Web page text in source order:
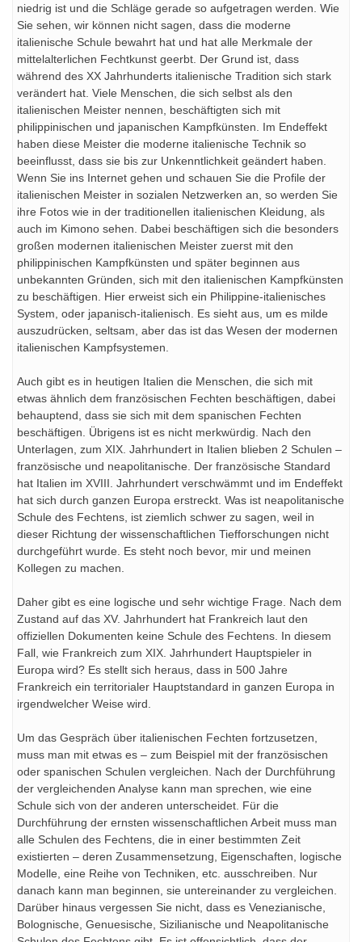
niedrig ist und die Schläge gerade so aufgetragen werden. Wie
Sie sehen, wir können nicht sagen, dass die moderne
italienische Schule bewahrt hat und hat alle Merkmale der
mittelalterlichen Fechtkunst geerbt. Der Grund ist, dass
während des XX Jahrhunderts italienische Tradition sich stark
verändert hat. Viele Menschen, die sich selbst als den
italienischen Meister nennen, beschäftigten sich mit
philippinischen und japanischen Kampfkünsten. Im Endeffekt
haben diese Meister die moderne italienische Technik so
beeinflusst, dass sie bis zur Unkenntlichkeit geändert haben.
Wenn Sie ins Internet gehen und schauen Sie die Profile der
italienischen Meister in sozialen Netzwerken an, so werden Sie
ihre Fotos wie in der traditionellen italienischen Kleidung, als
auch im Kimono sehen. Dabei beschäftigen sich die besonders
großen modernen italienischen Meister zuerst mit den
philippinischen Kampfkünsten und später beginnen aus
unbekannten Gründen, sich mit den italienischen Kampfkünsten
zu beschäftigen. Hier erweist sich ein Philippine-italienisches
System, oder japanisch-italienisch. Es sieht aus, um es milde
auszudrücken, seltsam, aber das ist das Wesen der modernen
italienischen Kampfsystemen.
Auch gibt es in heutigen Italien die Menschen, die sich mit
etwas ähnlich dem französischen Fechten beschäftigen, dabei
behauptend, dass sie sich mit dem spanischen Fechten
beschäftigen. Übrigens ist es nicht merkwürdig. Nach den
Unterlagen, zum XIX. Jahrhundert in Italien blieben 2 Schulen –
französische und neapolitanische. Der französische Standard
hat Italien im XVIII. Jahrhundert verschwämmt und im Endeffekt
hat sich durch ganzen Europa erstreckt. Was ist neapolitanische
Schule des Fechtens, ist ziemlich schwer zu sagen, weil in
dieser Richtung der wissenschaftlichen Tiefforschungen nicht
durchgeführt wurde. Es steht noch bevor, mir und meinen
Kollegen zu machen.
Daher gibt es eine logische und sehr wichtige Frage. Nach dem
Zustand auf das XV. Jahrhundert hat Frankreich laut den
offiziellen Dokumenten keine Schule des Fechtens. In diesem
Fall, wie Frankreich zum XIX. Jahrhundert Hauptspieler in
Europa wird? Es stellt sich heraus, dass in 500 Jahre
Frankreich ein territorialer Hauptstandard in ganzen Europa in
irgendwelcher Weise wird.
Um das Gespräch über italienischen Fechten fortzusetzen,
muss man mit etwas es – zum Beispiel mit der französischen
oder spanischen Schulen vergleichen. Nach der Durchführung
der vergleichenden Analyse kann man sprechen, wie eine
Schule sich von der anderen unterscheidet. Für die
Durchführung der ernsten wissenschaftlichen Arbeit muss man
alle Schulen des Fechtens, die in einer bestimmten Zeit
existierten – deren Zusammensetzung, Eigenschaften, logische
Modelle, eine Reihe von Techniken, etc. ausschreiben. Nur
danach kann man beginnen, sie untereinander zu vergleichen.
Darüber hinaus vergessen Sie nicht, dass es Venezianische,
Bolognische, Genuesische, Sizilianische und Neapolitanische